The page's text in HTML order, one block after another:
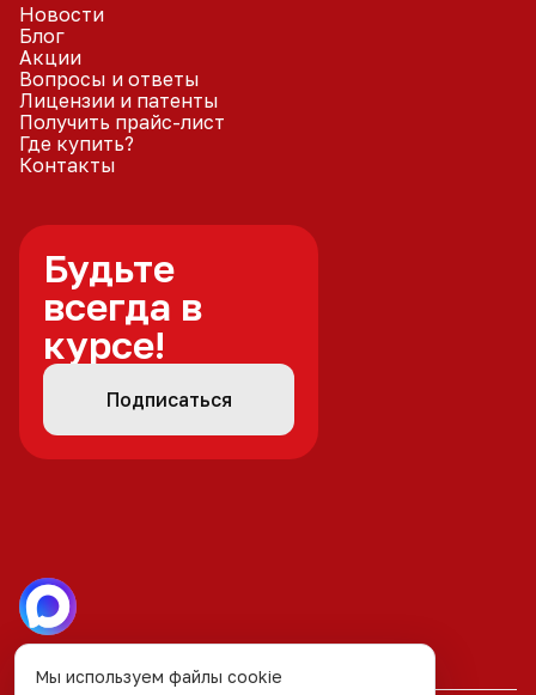
Новости
Блог
Акции
Вопросы и ответы
Лицензии и патенты
Получить прайс-лист
Где купить?
Контакты
Будьте
всегда в
курсе!
Подписаться
Мы используем файлы cookie